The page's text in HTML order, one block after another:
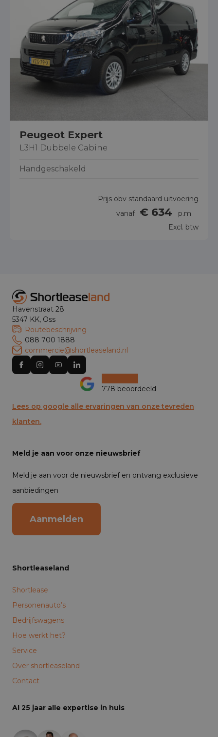
Peugeot Expert
L3H1 Dubbele Cabine
Handgeschakeld
Prijs obv standaard uitvoering
vanaf € 634
p.m
Excl. btw
Havenstraat 28
5347 KK, Oss
Routebeschrijving
088 700 1888
commercie@shortleaseland.nl
778 beoordeeld
Lees op google alle ervaringen van onze tevreden
klanten.
Meld je aan voor onze nieuwsbrief
Meld je aan voor de nieuwsbrief en ontvang exclusieve
aanbiedingen
Aanmelden
Shortleaseland
Shortlease
Personenauto’s
Bedrijfswagens
Hoe werkt het?
Service
Over shortleaseland
Contact
Al 25 jaar alle expertise in huis